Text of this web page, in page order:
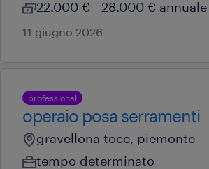
22.000 € - 28.000 € annuale
11 giugno 2026
professional
operaio posa serramenti
gravellona toce, piemonte
tempo determinato